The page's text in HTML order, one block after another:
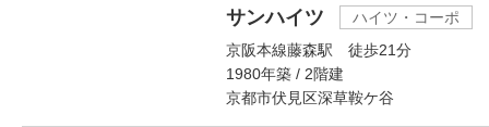
サンハイツ
ハイツ・コーポ
京阪本線藤森駅 徒歩21分
1980年築 / 2階建
京都市伏見区深草鞍ケ谷